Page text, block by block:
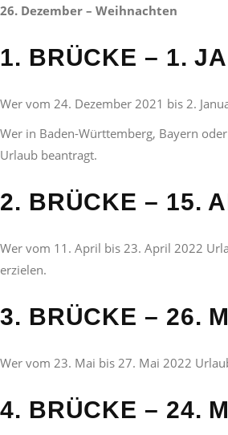
26. Dezember – Weihnachten
1. BRÜCKE – 1.
Wer vom 24. Dezember 2021 bis 2.
Wer in Baden-Württemberg, Bayern
Urlaub beantragt.
2. BRÜCKE – 15.
Wer vom 11. April bis 23. April 2022
erzielen.
3. BRÜCKE – 26.
Wer vom 23. Mai bis 27. Mai 2022
4. BRÜCKE – 24.